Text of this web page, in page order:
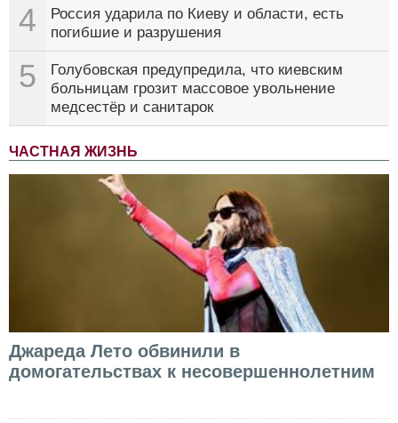
4
Россия ударила по Киеву и области, есть
погибшие и разрушения
5
Голубовская предупредила, что киевским
больницам грозит массовое увольнение
медсестёр и санитарок
ЧАСТНАЯ ЖИЗНЬ
Джареда Лето обвинили в
домогательствах к несовершеннолетним